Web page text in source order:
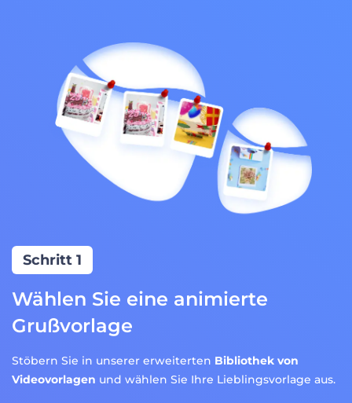
Schritt 1
Wählen Sie eine animierte
Grußvorlage
Stöbern Sie in unserer erweiterten Bibliothek von
Videovorlagen und wählen Sie Ihre Lieblingsvorlage aus.